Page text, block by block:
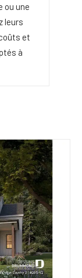
ou une
leurs
et
à